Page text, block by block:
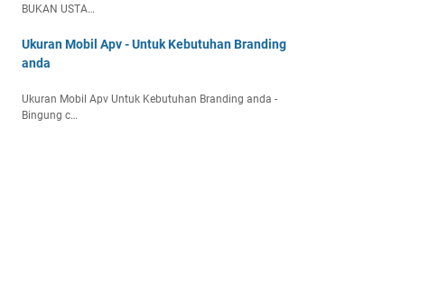
BUKAN USTA…
Ukuran Mobil Apv - Untuk Kebutuhan Branding
anda
Ukuran Mobil Apv Untuk Kebutuhan Branding anda -
Bingung c…